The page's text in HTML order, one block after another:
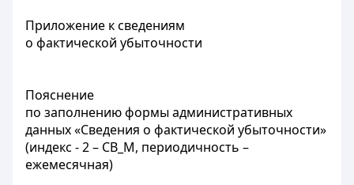
Приложение к сведениям
о фактической убыточности
Пояснение
по заполнению формы административных
данных «Сведения о фактической убыточности»
(индекс - 2 – CB_M, периодичность –
ежемесячная)